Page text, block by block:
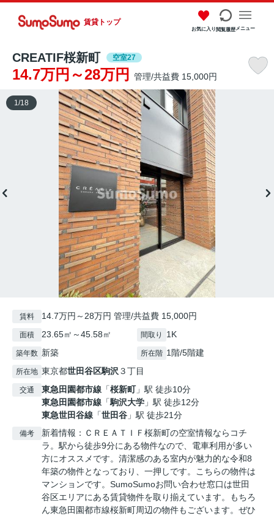
賃貸トップ
お気に入り閲覧履歴メニュー
CREATIF桜新町 空室27
14.7万円～28万円 管理/共益費 15,000円
1 /18
賃料 14.7万円～28万円 管理/共益費 15,000円
面積 23.65㎡～45.58㎡ 間取り 1K
築年数 新築 所在階 1階/5階建
所在地 東京都世田谷区駒沢 ３丁目
交通 東急田園都市線 「桜新町」駅 徒歩10分
東急田園都市線 「駒沢大学 」駅 徒歩12分
東急世田谷線 「世田谷 」駅 徒歩21分
備考
新着情報：ＣＲＥＡＴＩＦ桜新町の空室情報ならコチ
ラ。駅から徒歩9分にある物件なので、電車利用が多い
方にオススメです。清潔感のある室内が魅力的な令和8
年築の物件となっており、一押しです。こちらの物件は
マンションです。SumoSumoお問い合わせ窓口は世田
谷区エリアにある賃貸物件を取り揃えています。もちろ
ん東急田園都市線桜新町周辺の物件もございます。ぜひ